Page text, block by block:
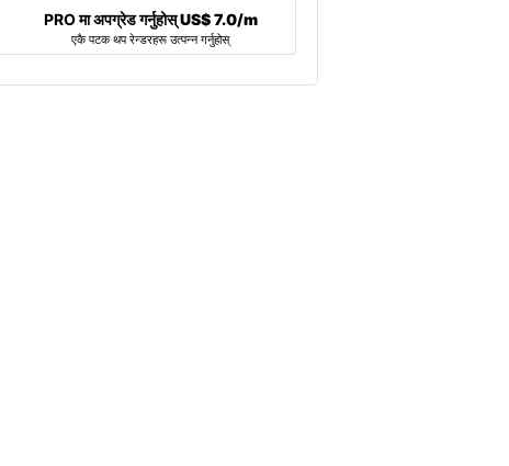
PRO मा अपग्रेड गर्नुहोस्US$ 7.0/m
एकै पटक थप रेन्डरहरू उत्पन्न गर्नुहोस्